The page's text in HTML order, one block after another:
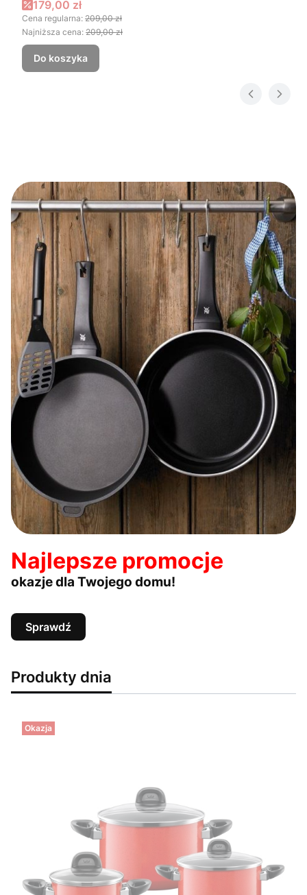
Cena promocyjna
179,00 zł
Cena regularna: 209,00 zł
Najniższa cena: 209,00 zł
Do koszyka
Najlepsze promocje
okazje dla Twojego domu!
Sprawdź
Produkty dnia
Okazja